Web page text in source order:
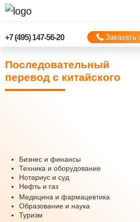
+7 (495) 147-56-20 Заказать
Последовательный
перевод с китайского
Бизнес и финансы
Техника и оборудование
Нотариус и суд
Нефть и газ
Медицина и фармацевтика
Образование и наука
Туризм